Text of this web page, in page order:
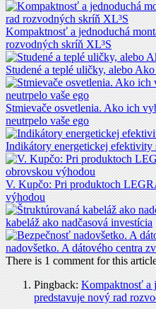
Kompaktnosť a jednoduchá
rozvodných skríň XL³S
Studené a teplé uličky, alebo
Stmievače osvetlenia. Ako ich
neutrpelo vaše ego
Indikátory energetickej efektivity
V. Kupčo: Pri produktoch
výhodou
kabeláž ako nadčasová investícia
nadovšetko. A dátového centra
There is 1 comment for this
Pingback: Kompaktnosť a
predstavuje nový rad